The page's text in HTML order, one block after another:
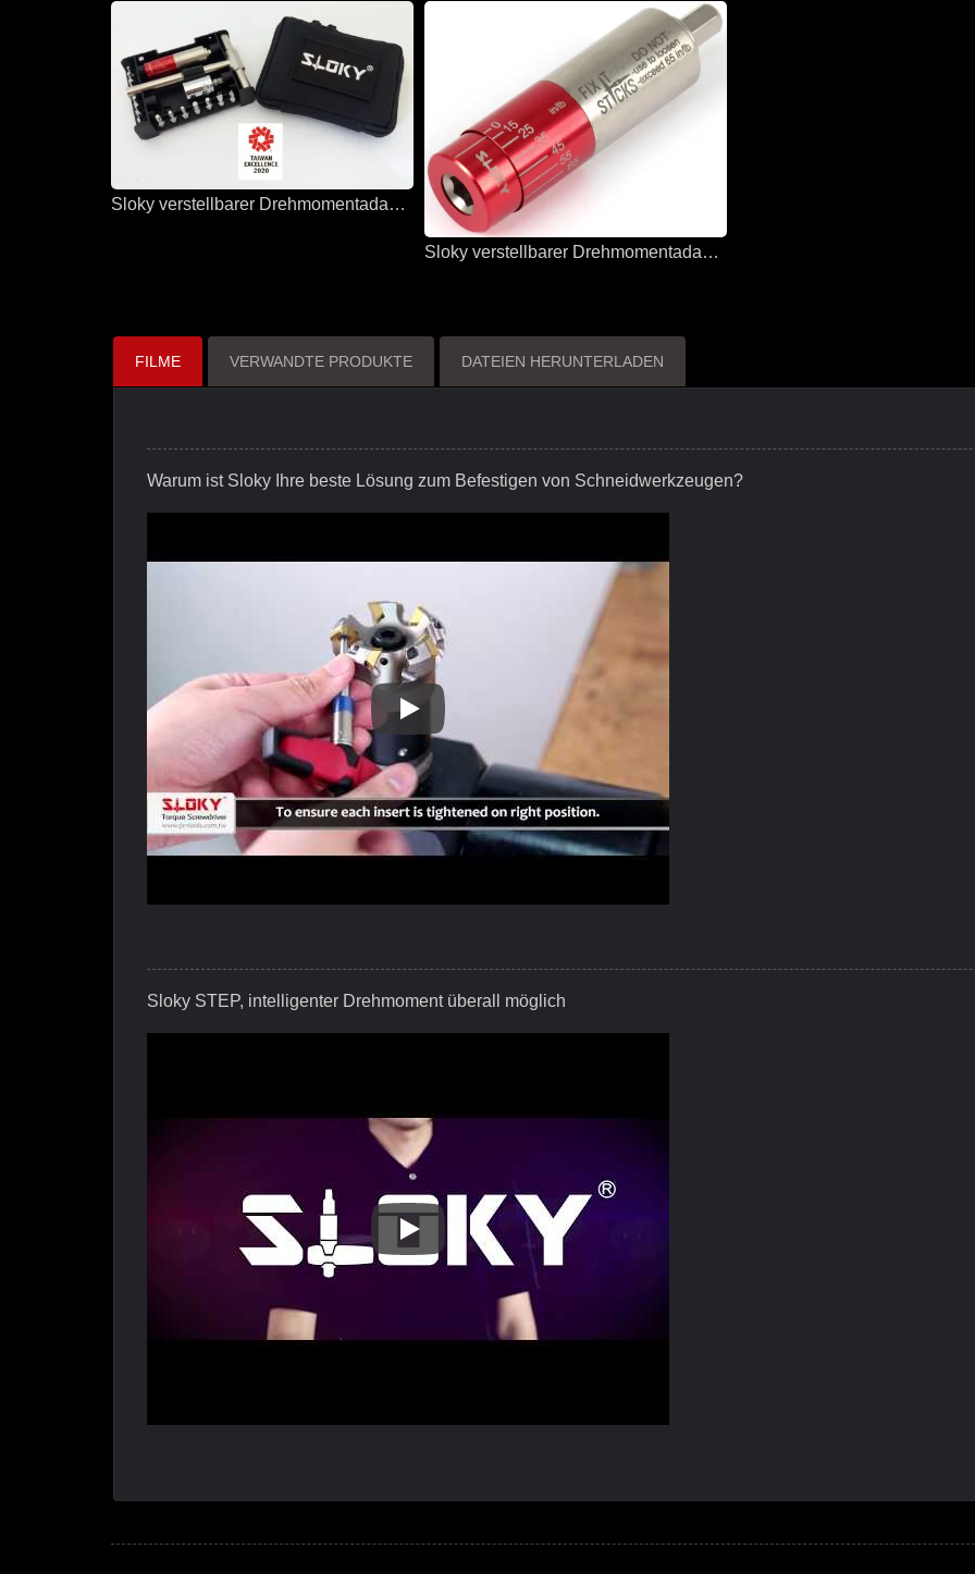
Sloky verstellbarer Drehmomentadapter für alle Lösungen und Anwendungen
Sloky verstellbarer Drehmomentadapter für alle Lösungen und Anwendungen
FILME VERWANDTE PRODUKTE DATEIEN HERUNTERLADEN
Warum ist Sloky Ihre beste Lösung zum Befestigen von Schneidwerkzeugen?
Warum Ist Sloky Ihre Beste Lösung Zum Befestigen Von
Sloky STEP, intelligenter Drehmoment überall möglich
Sloky STEP, Intelligenter Drehmoment Überall Möglich